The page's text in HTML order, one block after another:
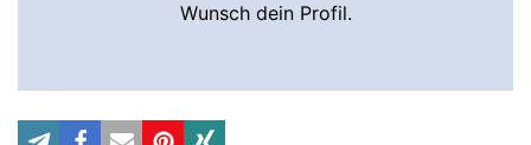
Wunsch dein Profil.